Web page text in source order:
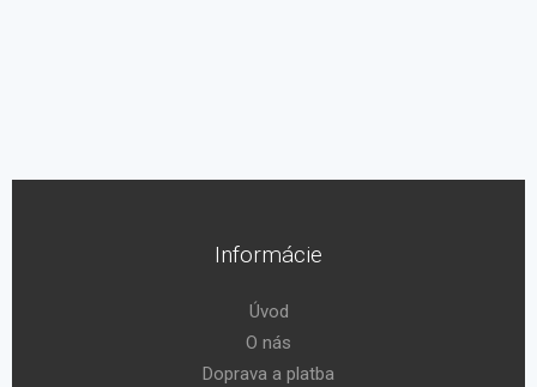
Informácie
Úvod
O nás
Doprava a platba